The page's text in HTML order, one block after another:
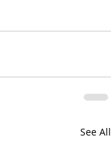
See All